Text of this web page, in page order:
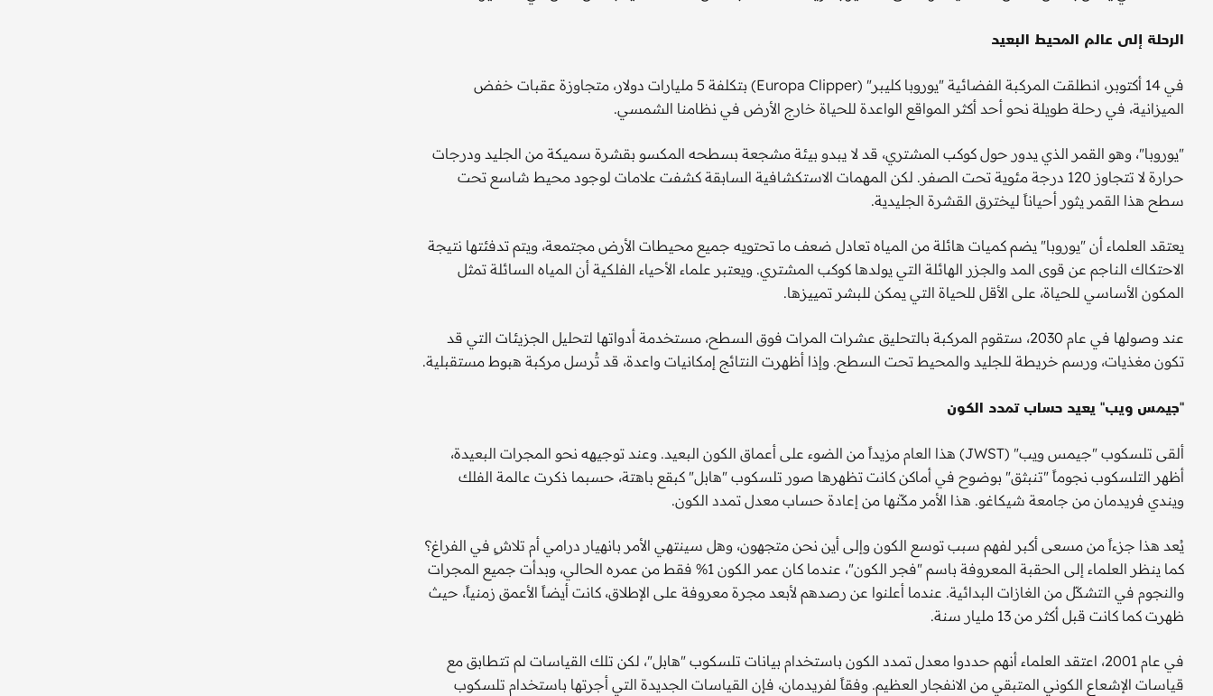
الرحلة إلى عالم المحيط البعيد
في 14 أكتوبر، انطلقت المركبة الفضائية "يوروبا كليبر" (Europa Clipper) بتكلفة 5 مليارات دولار، متجاوزة عقبات خفض
الميزانية، في رحلة طويلة نحو أحد أكثر المواقع الواعدة للحياة خارج الأرض في نظامنا الشمسي.
"يوروبا"، وهو القمر الذي يدور حول كوكب المشتري، قد لا يبدو بيئة مشجعة بسطحه المكسو بقشرة سميكة من الجليد ودرجات
حرارة لا تتجاوز 120 درجة مئوية تحت الصفر. لكن المهمات الاستكشافية السابقة كشفت علامات لوجود محيط شاسع تحت
سطح هذا القمر يثور أحياناً ليخترق القشرة الجليدية.
يعتقد العلماء أن "يوروبا" يضم كميات هائلة من المياه تعادل ضعف ما تحتويه جميع محيطات الأرض مجتمعة، ويتم تدفئتها نتيجة
الاحتكاك الناجم عن قوى المد والجزر الهائلة التي يولدها كوكب المشتري. ويعتبر علماء الأحياء الفلكية أن المياه السائلة تمثل
المكون الأساسي للحياة، على الأقل للحياة التي يمكن للبشر تمييزها.
عند وصولها في عام 2030، ستقوم المركبة بالتحليق عشرات المرات فوق السطح، مستخدمة أدواتها لتحليل الجزيئات التي قد
تكون مغذيات، ورسم خريطة للجليد والمحيط تحت السطح. وإذا أظهرت النتائج إمكانيات واعدة، قد تُرسل مركبة هبوط مستقبلية.
"جيمس ويب" يعيد حساب تمدد الكون
ألقى تلسكوب "جيمس ويب" (JWST) هذا العام مزيداً من الضوء على أعماق الكون البعيد. وعند توجيهه نحو المجرات البعيدة،
أظهر التلسكوب نجوماً "تنبثق" بوضوح في أماكن كانت تظهرها صور تلسكوب "هابل" كبقع باهتة، حسبما ذكرت عالمة الفلك
ويندي فريدمان من جامعة شيكاغو. هذا الأمر مكّنها من إعادة حساب معدل تمدد الكون.
يُعد هذا جزءاً من مسعى أكبر لفهم سبب توسع الكون وإلى أين نحن متجهون، وهل سينتهي الأمر بانهيار درامي أم تلاشٍ في الفراغ؟
كما ينظر العلماء إلى الحقبة المعروفة باسم "فجر الكون"، عندما كان عمر الكون 1% فقط من عمره الحالي، وبدأت جميع المجرات
والنجوم في التشكّل من الغازات البدائية. عندما أعلنوا عن رصدهم لأبعد مجرة معروفة على الإطلاق، كانت أيضاً الأعمق زمنياً، حيث
ظهرت كما كانت قبل أكثر من 13 مليار سنة.
في عام 2001، اعتقد العلماء أنهم حددوا معدل تمدد الكون باستخدام بيانات تلسكوب "هابل"، لكن تلك القياسات لم تتطابق مع
قياسات الإشعاع الكوني المتبقي من الانفجار العظيم. وفقاً لفريدمان، فإن القياسات الجديدة التي أجرتها باستخدام تلسكوب